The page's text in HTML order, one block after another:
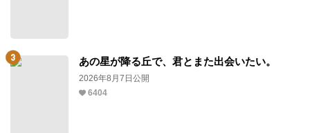
あの星が降る丘で、君とまた出会いたい。
2026年8月7日公開
6404